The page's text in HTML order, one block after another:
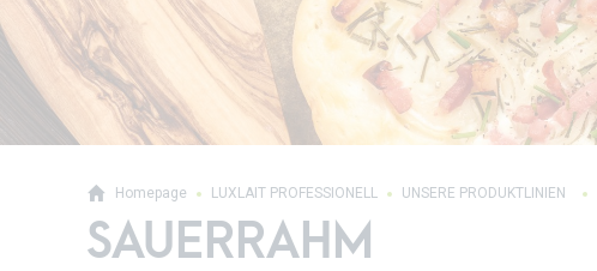
Homepage LUXLAIT PROFESSIONELL UNSERE PRODUKTLINIEN
SAUERRAHM